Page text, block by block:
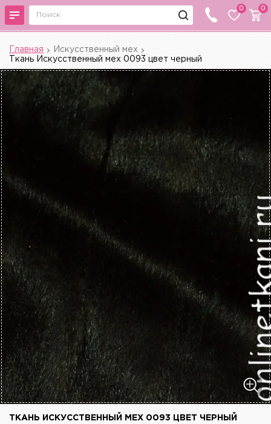
0 0
Главная
Искусственный мех
Ткань Искусственный мех 0093 цвет черный
ТКАНЬ ИСКУССТВЕННЫЙ МЕХ 0093 ЦВЕТ ЧЕРНЫЙ